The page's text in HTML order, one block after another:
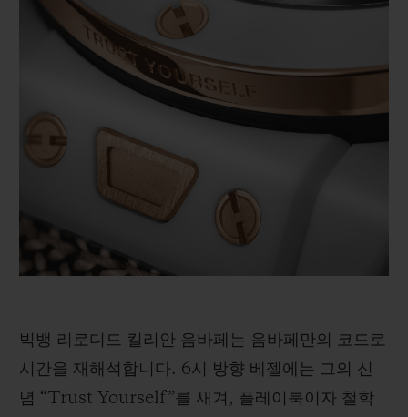
빅뱅 리로디드 킬리안 음바페는 음바페만의 코드로
시간을 재해석합니다. 6시 방향 베젤에는 그의 신
념 “Trust Yourself”를 새겨, 플레이북이자 철학